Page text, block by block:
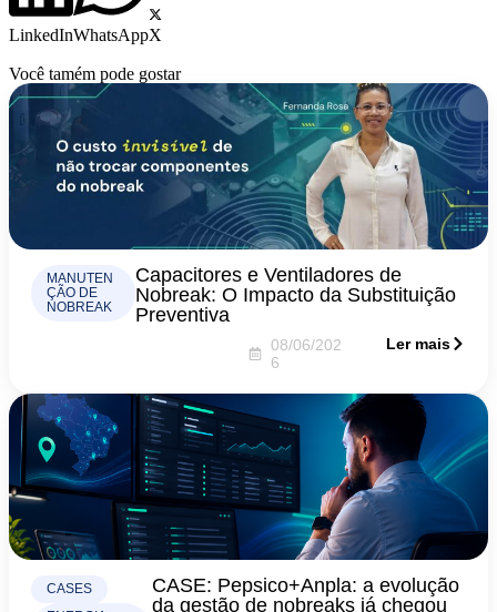
LinkedInWhatsAppX
Você tamém pode gostar
MANUTEN
ÇÃO DE
NOBREAK
Capacitores e Ventiladores de
Nobreak: O Impacto da Substituição
Preventiva
08/06/202
6
Ler mais
CASES
CASE: Pepsico+Anpla: a evolução
da gestão de nobreaks já chegou